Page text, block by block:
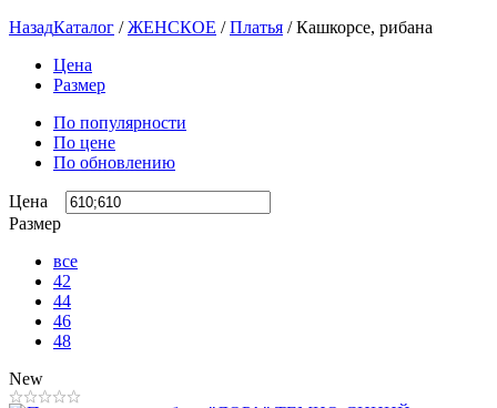
НазадКаталог /ЖЕНСКОЕ /Платья /Кашкорсе, рибана
Цена
Размер
По популярности
По цене
По обновлению
Цена
Размер
все
42
44
46
48
New